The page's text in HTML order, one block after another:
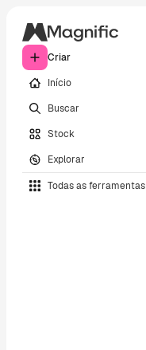
Criar
Início
Buscar
Stock
Explorar
Todas as ferramentas